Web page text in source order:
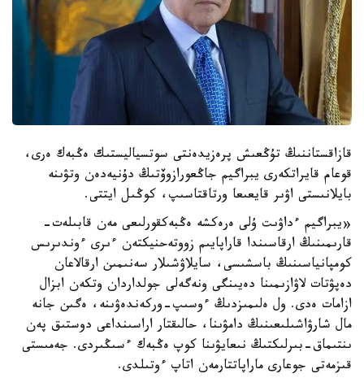
قازاقستاننىڭ تۇڭعىش پرەزيدەنتى سوتسياليستىك ەڭبەك ەرى،
قوعام قايراتكەرى يبراگيم جاڭعورازوۆتىڭ دۇنيەدەن وتۋىنە
بايلانىستى اۋىر قايعىعا ورتاقتاسىپ، كوڭىل ايتتى.
«يبراگيم ءداۋىت ۇلى ەرەكشە ەڭبەكقورلىعى مەن قابىلەت-
قارىمىنىڭ ارقاسىندا قاراپايىم زووتەحنيكتەن ءىرى ءوندىرىس
كومپانياسىنىڭ باسشىسى، سايلاۋشىلار سەنىمىن ارقالاعان
دەپۋتات لاۋازىمىنا دەيىنگى ونەگەلى جولداردان وتكەن ابزال
ازامات ەدى. ول ەلىمىزدىڭ ءوسىپ-وركەندەۋىنە، ەگىن جانە
مال شارۋاشىلىعىنىڭ دامۋىنا، حالىقتار اراسىنداعى دوستىق پەن
ىنتىماق-بىرلىكتىڭ نىعايۋىنا كوپ ەڭبەك ءسىڭىردى. جەمىستى
قىزمەتى جوعارى ماراپاتتارمەن اتاپ ءوتىلدى.